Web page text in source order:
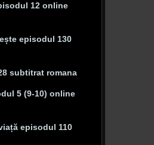
12 online
episodul 130
subtitrat romana
5 (9-10) online
episodul 110